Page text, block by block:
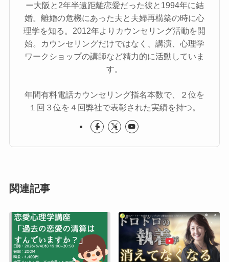
ー大阪と2年半遠距離恋愛だった彼と1994年に結
婚。離婚の危機にあった夫と夫婦再構築の時に心
理学を知る。2012年よりカウンセリング活動を開
始。カウンセリングだけではなく、講演、心理学
ワークショップの講師など精力的に活動していま
す。
年間有料電話カウンセリング指名本数で、２位を
１回３位を４回弊社で表彰された実績を持つ。
関連記事